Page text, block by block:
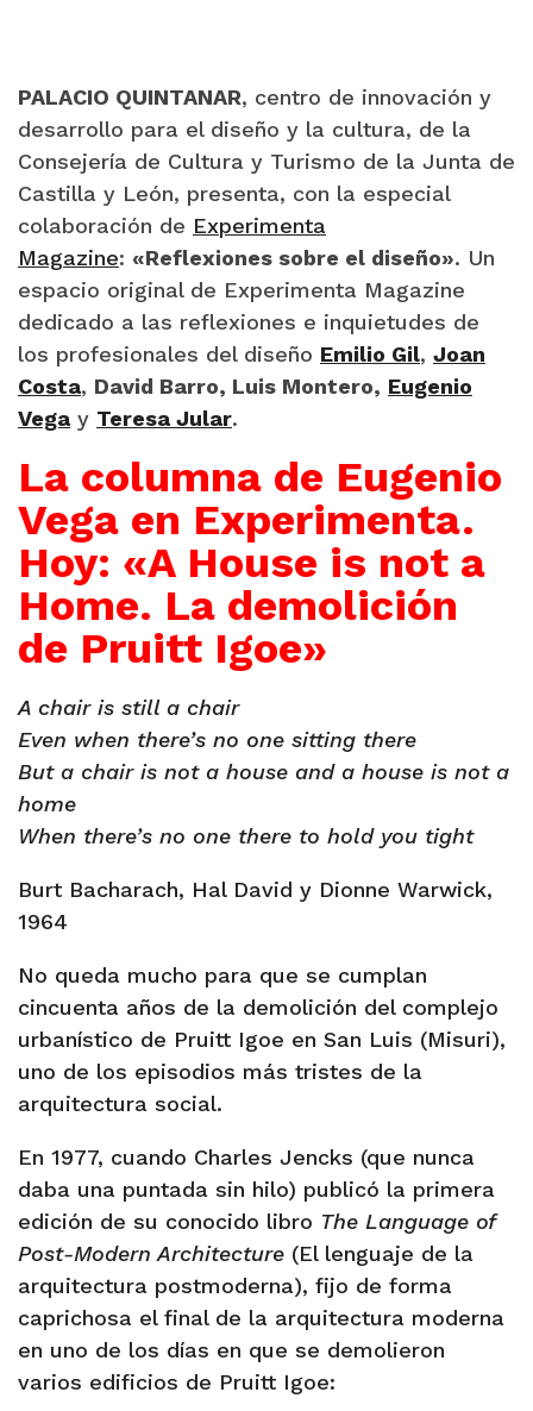
PALACIO QUINTANAR, centro de innovación y
desarrollo para el diseño y la cultura, de la
Consejería de Cultura y Turismo de la Junta de
Castilla y León, presenta, con la especial
colaboración de Experimenta
Magazine: «Reflexiones sobre el diseño». Un
espacio original de Experimenta Magazine
dedicado a las reflexiones e inquietudes de
los profesionales del diseño Emilio Gil, Joan
Costa, David Barro, Luis Montero, Eugenio
Vega y Teresa Jular.
La columna de Eugenio
Vega en Experimenta.
Hoy: «A House is not a
Home. La demolición
de Pruitt Igoe»
A chair is still a chair
Even when there’s no one sitting there
But a chair is not a house and a house is not a
home
When there’s no one there to hold you tight
Burt Bacharach, Hal David y Dionne Warwick,
1964
No queda mucho para que se cumplan
cincuenta años de la demolición del complejo
urbanístico de Pruitt Igoe en San Luis (Misuri),
uno de los episodios más tristes de la
arquitectura social.
En 1977, cuando Charles Jencks (que nunca
daba una puntada sin hilo) publicó la primera
edición de su conocido libro The Language of
Post-Modern Architecture (El lenguaje de la
arquitectura postmoderna), fijo de forma
caprichosa el final de la arquitectura moderna
en uno de los días en que se demolieron
varios edificios de Pruitt Igoe: